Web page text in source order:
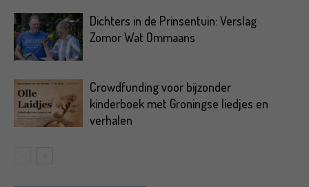
Dichters in de Prinsentuin: Verslag
Zomor Wat Ommaans
Crowdfunding voor bijzonder
kinderboek met Groningse liedjes en
verhalen